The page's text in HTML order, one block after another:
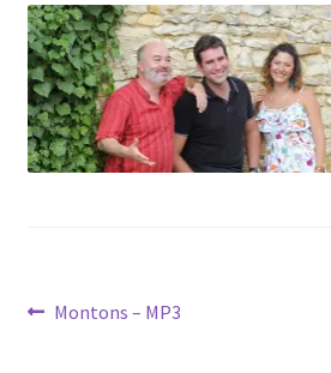
Navigation
Article
Montons – MP3